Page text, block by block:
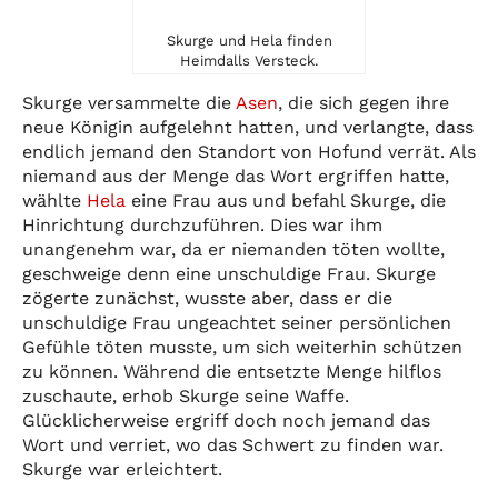
Skurge und Hela finden
Heimdalls Versteck.
Skurge versammelte die Asen, die sich gegen ihre
neue Königin aufgelehnt hatten, und verlangte, dass
endlich jemand den Standort von Hofund verrät. Als
niemand aus der Menge das Wort ergriffen hatte,
wählte Hela eine Frau aus und befahl Skurge, die
Hinrichtung durchzuführen. Dies war ihm
unangenehm war, da er niemanden töten wollte,
geschweige denn eine unschuldige Frau. Skurge
zögerte zunächst, wusste aber, dass er die
unschuldige Frau ungeachtet seiner persönlichen
Gefühle töten musste, um sich weiterhin schützen
zu können. Während die entsetzte Menge hilflos
zuschaute, erhob Skurge seine Waffe.
Glücklicherweise ergriff doch noch jemand das
Wort und verriet, wo das Schwert zu finden war.
Skurge war erleichtert.